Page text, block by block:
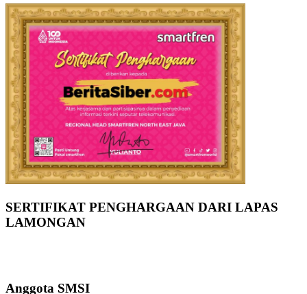
SERTIFIKAT PENGHARGAAN DARI LAPAS
LAMONGAN
Anggota SMSI